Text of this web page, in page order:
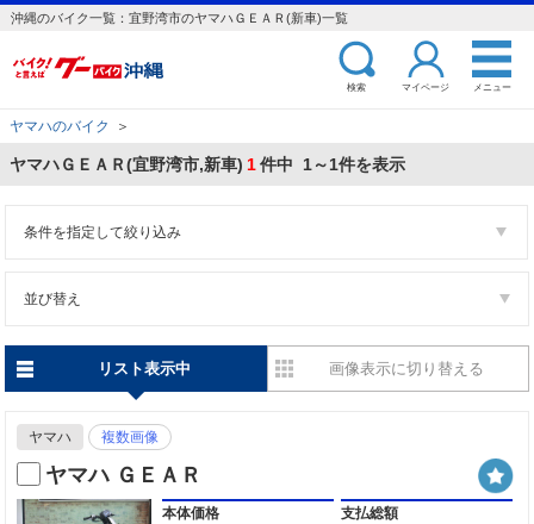
沖縄のバイク一覧：宜野湾市のヤマハＧＥＡＲ(新車)一覧
検索 マイページ メニュー
ヤマハのバイク ＞
ヤマハＧＥＡＲ(宜野湾市,新車) 1件中 1～1件を表示
条件を指定して絞り込み
並び替え
リスト表示中 画像表示に切り替える
ヤマハ 複数画像
ヤマハ ＧＥＡＲ
本体価格 支払総額